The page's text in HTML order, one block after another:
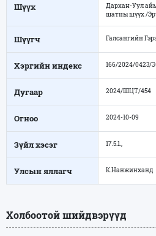
Шүүх
Дархан-Уул
шатны шүүх /
Шүүгч Галсангийн
Хэргийн индекс 166/2024/0423/Э
Дугаар 2024/ШЦТ/454
Огноо 2024-10-09
Зүйл хэсэг 17.5.1.,
Улсын яллагч К.Нанжинханд
Холбоотой шийдвэрүүд